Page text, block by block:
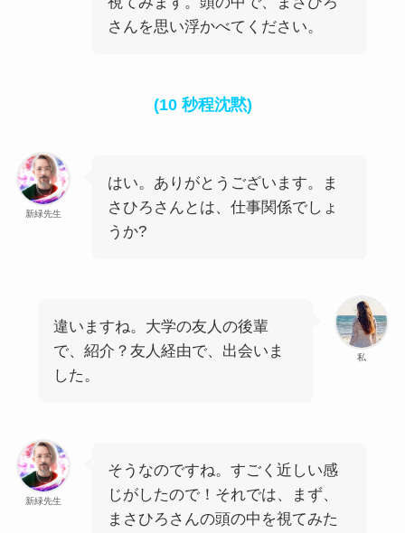
さんを思い浮かべてください。
(10 秒程沈黙)
新緑先生
はい。ありがとうございます。ま
さひろさんとは、仕事関係でしょ
うか?
私
違いますね。大学の友人の後輩
で、紹介？友人経由で、出会いま
した。
新緑先生
そうなのですね。すごく近しい感
じがしたので！それでは、まず、
まさひろさんの頭の中を視てみた